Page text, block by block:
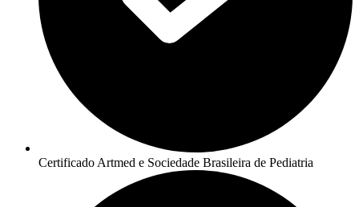
Certificado Artmed e Sociedade Brasileira de Pediatria